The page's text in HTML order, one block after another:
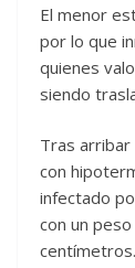
El menor
por lo que
quienes
siendo
Tras arribar
con
infectado
con un
centímetros.